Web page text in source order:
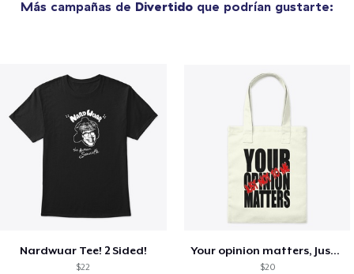
Más campañas de Divertido que podrían gustarte:
Nardwuar Tee! 2 Sided!
$22
Your opinion matters, Just not to me!
$20